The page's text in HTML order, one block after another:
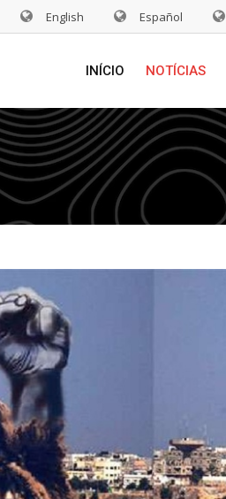
English Español
INÍCIO NOTÍCIAS